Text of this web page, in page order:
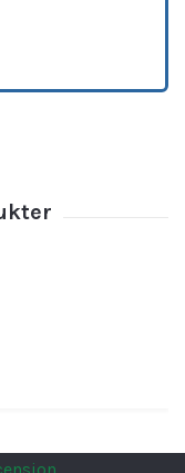
formatet
en rad olika
och hålla i